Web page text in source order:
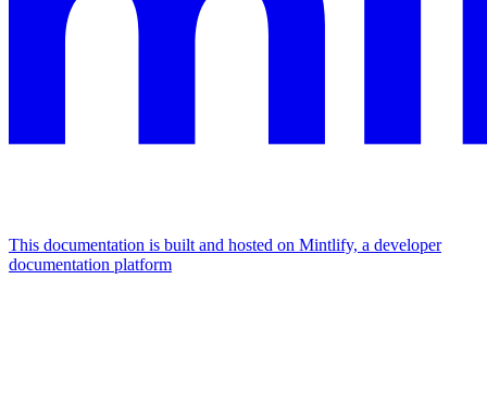
This documentation is built and hosted on Mintlify, a developer
documentation platform